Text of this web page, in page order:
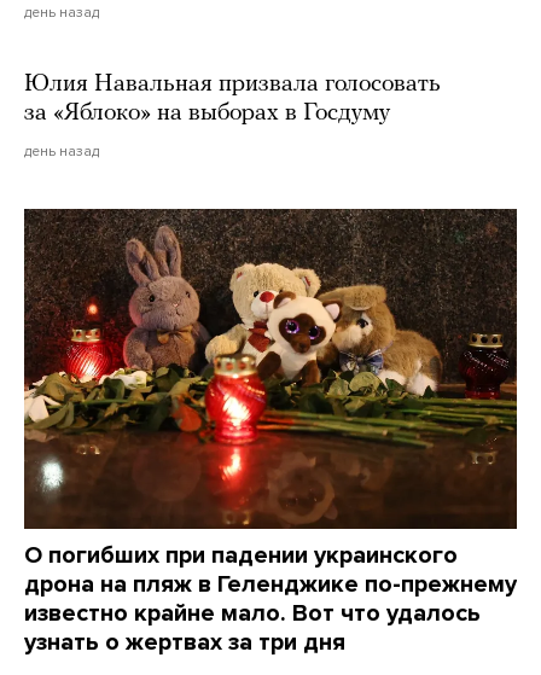
день назад
Юлия Навальная призвала голосовать
за «Яблоко» на выборах в Госдуму
день назад
О погибших при падении украинского
дрона на пляж в Геленджике по-прежнему
известно крайне мало. Вот что удалось
узнать о жертвах за три дня